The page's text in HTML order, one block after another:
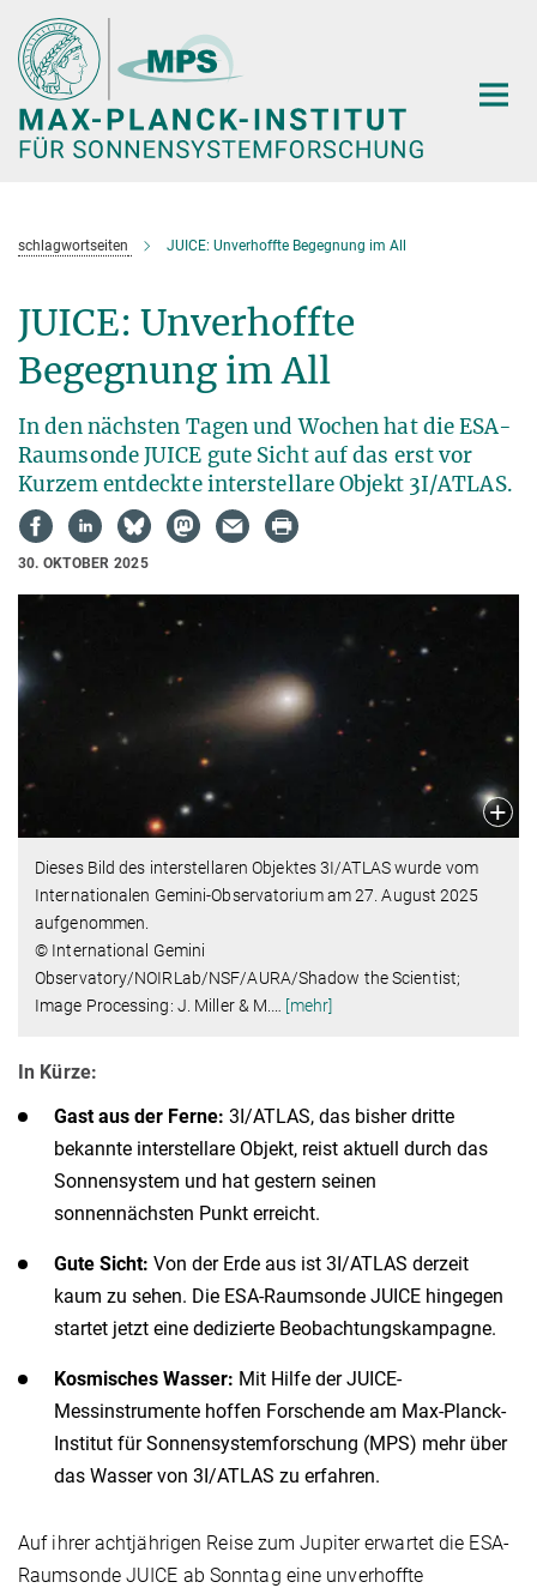
Hauptinhalt
schlagwortseiten JUICE: Unverhoffte Begegnung im All
JUICE: Unverhoffte
Begegnung im All
In den nächsten Tagen und Wochen hat die ESA-
Raumsonde JUICE gute Sicht auf das erst vor
Kurzem entdeckte interstellare Objekt 3I/ATLAS.
30. OKTOBER 2025
Dieses Bild des interstellaren Objektes 3I/ATLAS wurde vom
Internationalen Gemini-Observatorium am 27. August 2025
aufgenommen.
© International Gemini
Observatory/NOIRLab/NSF/AURA/Shadow the Scientist;
Image Processing: J. Miller & M.
[mehr]
In Kürze:
Gast aus der Ferne: 3I/ATLAS, das bisher dritte
bekannte interstellare Objekt, reist aktuell durch das
Sonnensystem und hat gestern seinen
sonnennächsten Punkt erreicht.
Gute Sicht: Von der Erde aus ist 3I/ATLAS derzeit
kaum zu sehen. Die ESA-Raumsonde JUICE hingegen
startet jetzt eine dedizierte Beobachtungskampagne.
Kosmisches Wasser: Mit Hilfe der JUICE-
Messinstrumente hoffen Forschende am Max-Planck-
Institut für Sonnensystemforschung (MPS) mehr über
das Wasser von 3I/ATLAS zu erfahren.
Auf ihrer achtjährigen Reise zum Jupiter erwartet die ESA-
Raumsonde JUICE ab Sonntag eine unverhoffte